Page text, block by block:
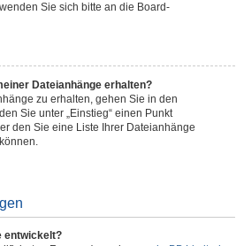
Sie sich bitte an die Board-
Dateianhänge erhalten?
zu erhalten, gehen Sie in den
Sie unter „Einstieg“ einen Punkt
den Sie eine Liste Ihrer Dateianhänge
entwickelt?